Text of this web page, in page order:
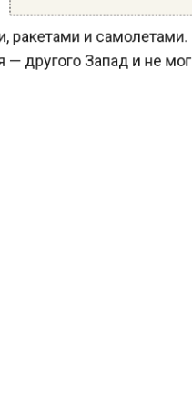
ракетами и самолетами.
другого Запад и не мог